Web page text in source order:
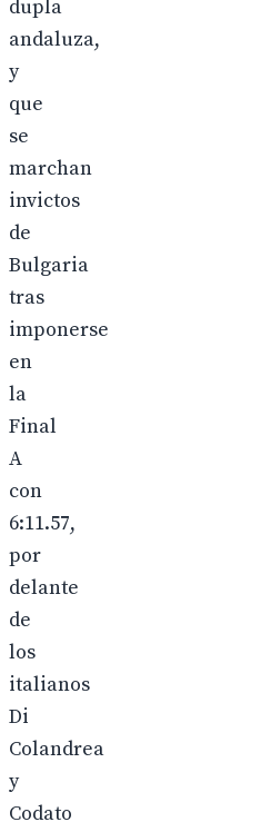
dupla
andaluza,
y
que
se
marchan
invictos
de
Bulgaria
tras
imponerse
en
la
Final
A
con
6:11.57,
por
delante
de
los
italianos
Di
Colandrea
y
Codato